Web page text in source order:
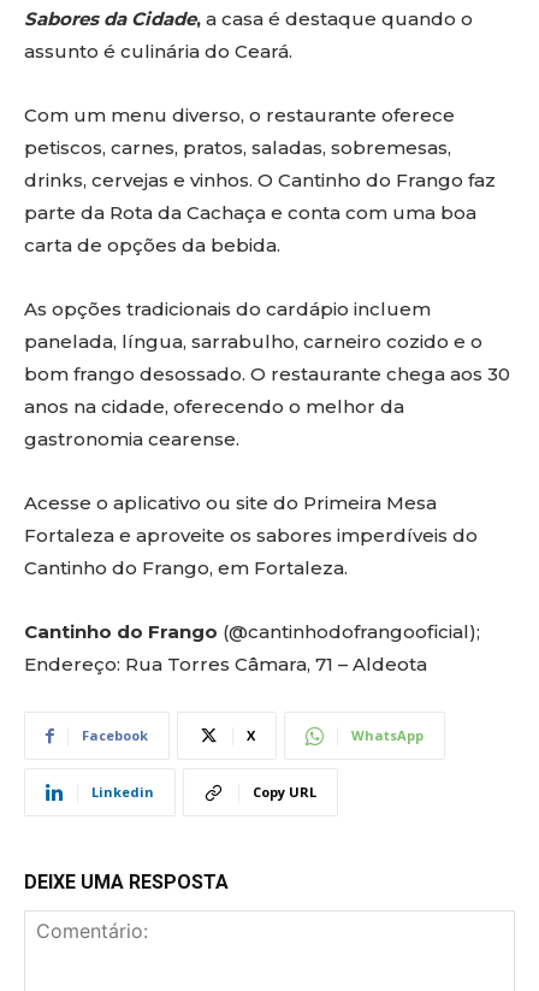
Sabores da Cidade, a casa é destaque quando o
assunto é culinária do Ceará.
Com um menu diverso, o restaurante oferece
petiscos, carnes, pratos, saladas, sobremesas,
drinks, cervejas e vinhos. O Cantinho do Frango faz
parte da Rota da Cachaça e conta com uma boa
carta de opções da bebida.
As opções tradicionais do cardápio incluem
panelada, língua, sarrabulho, carneiro cozido e o
bom frango desossado. O restaurante chega aos 30
anos na cidade, oferecendo o melhor da
gastronomia cearense.
Acesse o aplicativo ou site do Primeira Mesa
Fortaleza e aproveite os sabores imperdíveis do
Cantinho do Frango, em Fortaleza.
Cantinho do Frango (@cantinhodofrangooficial);
Endereço: Rua Torres Câmara, 71 – Aldeota
Facebook X WhatsApp
Linkedin Copy URL
DEIXE UMA RESPOSTA